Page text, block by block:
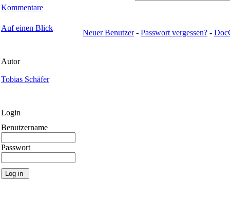
Kommentare
Auf einen Blick
Autor
Tobias Schäfer
Login
Benutzername
Passwort
Neuer Benutzer- Passwort vergessen? -